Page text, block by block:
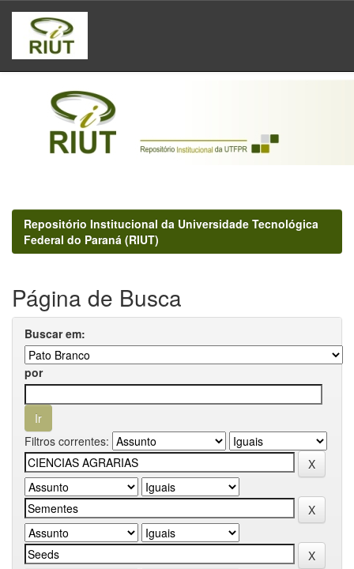
Skip
navigation
Repositório Institucional da Universidade Tecnológica
Federal do Paraná (RIUT)
Página de Busca
Buscar em:
por
Filtros correntes: